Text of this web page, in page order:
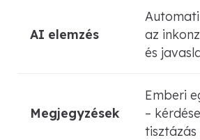
AI elemzés
az
és
Megjegyzések
Emberi
–
tisztázás